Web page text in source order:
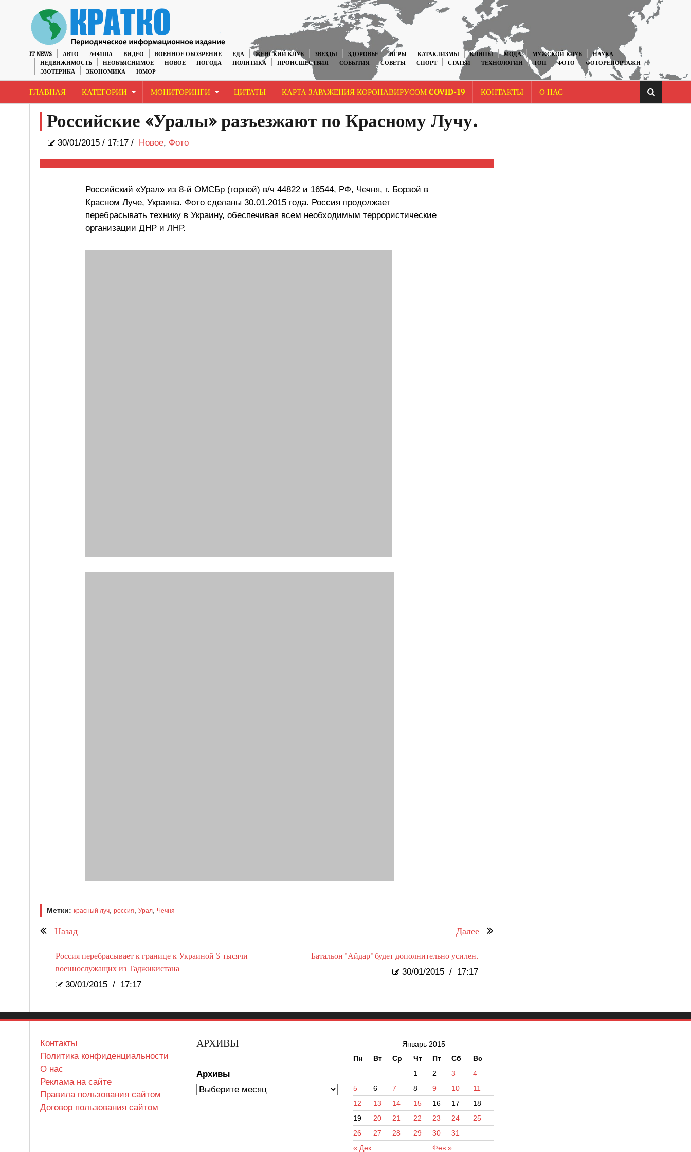
IT NEWS АВТО АФИША ВИДЕО ВОЕННОЕ ОБОЗРЕНИЕ ЕДА ЖЕНСКИЙ КЛУБ ЗВЕЗДЫ ЗДОРОВЬЕ ИГРЫ КАТАКЛИЗМЫ КЛИПЫ МОДА МУЖСКОЙ КЛУБ
НАУКА
НЕДВИЖИМОСТЬ
НЕОБЪЯСНИМОЕ НОВОЕ ПОГОДА ПОЛИТИКА ПРОИСШЕСТВИЯ СОБЫТИЯ СОВЕТЫ СПОРТ СТАТЬИ ТЕХНОЛОГИИ ТОП ФОТО
ФОТОРЕПОРТАЖИ
ЭЗОТЕРИКА
ЭКОНОМИКА ЮМОР
ГЛАВНАЯ КАТЕГОРИИ МОНИТОРИНГИ ЦИТАТЫ КАРТА ЗАРАЖЕНИЯ КОРОНАВИРУСОМ COVID-19 КОНТАКТЫ О НАС
Российские «Уралы» разъезжают по Красному Лучу.
30/01/2015/ 17:17 / Новое, Фото
Российский «Урал» из 8-й ОМСБр (горной) в/ч 44822 и 16544, РФ, Чечня, г. Борзой в
Красном Луче, Украина. Фото сделаны 30.01.2015 года. Россия продолжает
перебрасывать технику в Украину, обеспечивая всем необходимым террористические
организации ДНР и ЛНР.
Метки: красный луч, россия Урал, Чечня
Назад Далее
Россия перебрасывает к границе к Украиной 3 тысячи
военнослужащих из Таджикистана
30/01/2015 / 17:17
Батальон "Айдар" будет дополнительно усилен.
30/01/2015 / 17:17
Контакты
Политика конфиденциальности
О нас
Реклама на сайте
Правила пользования сайтом
Договор пользования сайтом
АРХИВЫ
Архивы
Январь 2015
Пн
Вт Ср Чт Пт Сб Вс
« Дек Фев »
1 2 3
4
5
6 7 8 9 10
11
12
13 14 15 16 17
18
19
20 21 22 23 24
25
26
27 28 29 30 31